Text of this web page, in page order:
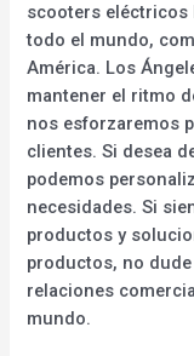
scooters eléctricos
todo el mundo,
América. Los
mantener el ritmo
nos esforzaremos
clientes. Si desea
podemos
necesidades. Si
productos y
productos, no
relaciones
mundo.